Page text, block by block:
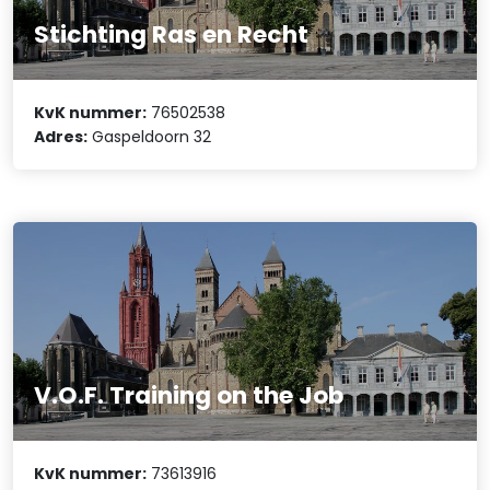
Stichting Ras en Recht
KvK nummer: 76502538
Adres: Gaspeldoorn 32
V.O.F. Training on the Job
KvK nummer: 73613916